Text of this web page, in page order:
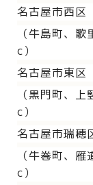
名古屋市西区
（牛島町、
c）
名古屋市東区
（黒門町、
c）
名古屋市瑞穂
（牛巻町、
c）